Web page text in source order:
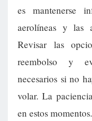
es mantenerse
aerolíneas y las
Revisar las
reembolso y
necesarios si no
volar. La
en estos momentos.